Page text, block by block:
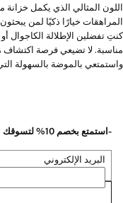
اللون المثالي الذي يكمل
المراهقات خيارًا ذكيًا لمن
كنتِ تفضلين الإطلالة الكاجوال
مناسبة. لا تضيعي فرصة
واستمتعي بالموضة بالسهولة
-استمتع بخصم 10% لتسوقك القادم عند اشتراكك في نشرتنا الاخبارية
البريد الإلكتروني